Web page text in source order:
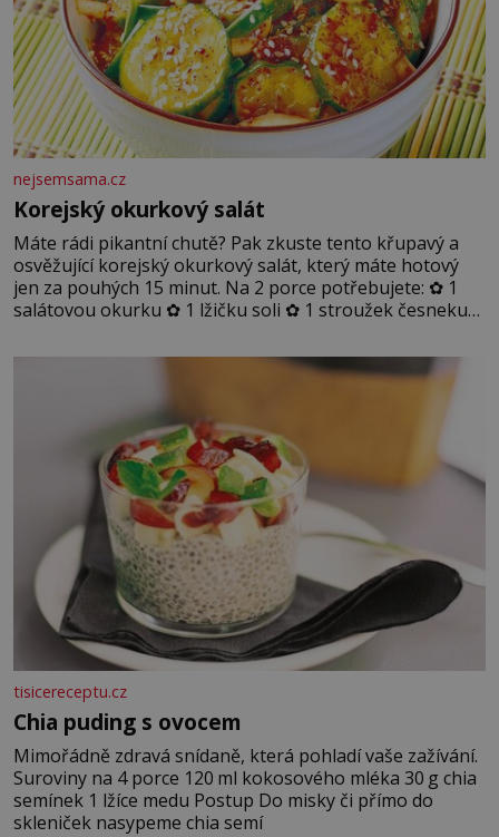
nejsemsama.cz
Korejský okurkový salát
Máte rádi pikantní chutě? Pak zkuste tento křupavý a
osvěžující korejský okurkový salát, který máte hotový
jen za pouhých 15 minut. Na 2 porce potřebujete: ✿ 1
salátovou okurku ✿ 1 lžičku soli ✿ 1 stroužek česneku
sezamového oleje ✿ 1 lžičku chilli ✿ 1 lžičku cukru ✿ 1
jarní cibulku ✿ 1 lžíci sezamových semínek
tisicereceptu.cz
Chia puding s ovocem
Mimořádně zdravá snídaně, která pohladí vaše zažívání.
Suroviny na 4 porce 120 ml kokosového mléka 30 g chia
semínek 1 lžíce medu Postup Do misky či přímo do
skleniček nasypeme chia semí